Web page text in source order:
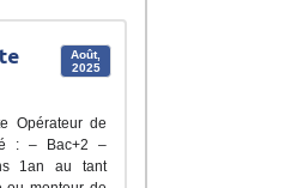
Août,
2025
Opérateur de
: – Bac+2 –
1an au tant